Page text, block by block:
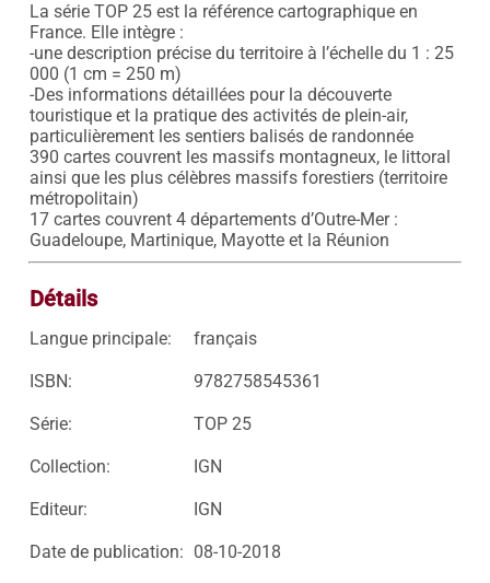
La série TOP 25 est la référence cartographique en
France. Elle intègre :
-une description précise du territoire à l’échelle du 1 : 25
000 (1 cm = 250 m)
-Des informations détaillées pour la découverte
touristique et la pratique des activités de plein-air,
particulièrement les sentiers balisés de randonnée
390 cartes couvrent les massifs montagneux, le littoral
ainsi que les plus célèbres massifs forestiers (territoire
métropolitain)
17 cartes couvrent 4 départements d’Outre-Mer :
Détails
Langue principale: français
ISBN: 9782758545361
Série: TOP 25
Collection: IGN
Editeur: IGN
Date de publication: 08-10-2018